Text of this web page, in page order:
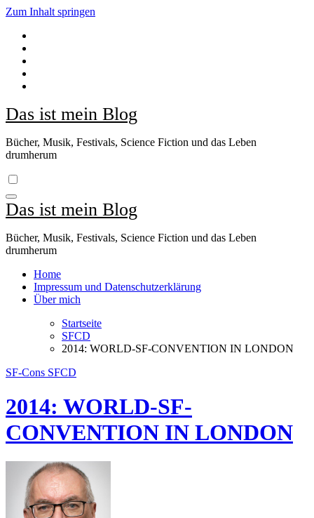
Zum Inhalt springen
Das ist mein Blog
Bücher, Musik, Festivals, Science Fiction und das Leben
drumherum
Das ist mein Blog
Bücher, Musik, Festivals, Science Fiction und das Leben
drumherum
Home
Impressum und Datenschutzerklärung
Über mich
Startseite
SFCD
2014: WORLD-SF-CONVENTION IN LONDON
SF-Cons SFCD
2014: WORLD-SF-
CONVENTION IN LONDON